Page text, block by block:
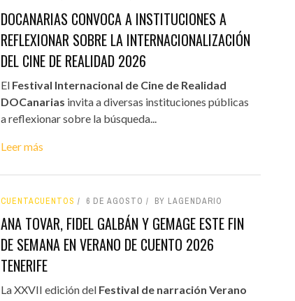
DOCANARIAS CONVOCA A INSTITUCIONES A
REFLEXIONAR SOBRE LA INTERNACIONALIZACIÓN
DEL CINE DE REALIDAD 2026
El Festival Internacional de Cine de Realidad
DOCanarias invita a diversas instituciones públicas
a reflexionar sobre la búsqueda...
Leer más
CUENTACUENTOS 6 DE AGOSTO BY LAGENDARIO
ANA TOVAR, FIDEL GALBÁN Y GEMAGE ESTE FIN
DE SEMANA EN VERANO DE CUENTO 2026
TENERIFE
La XXVII edición del Festival de narración Verano